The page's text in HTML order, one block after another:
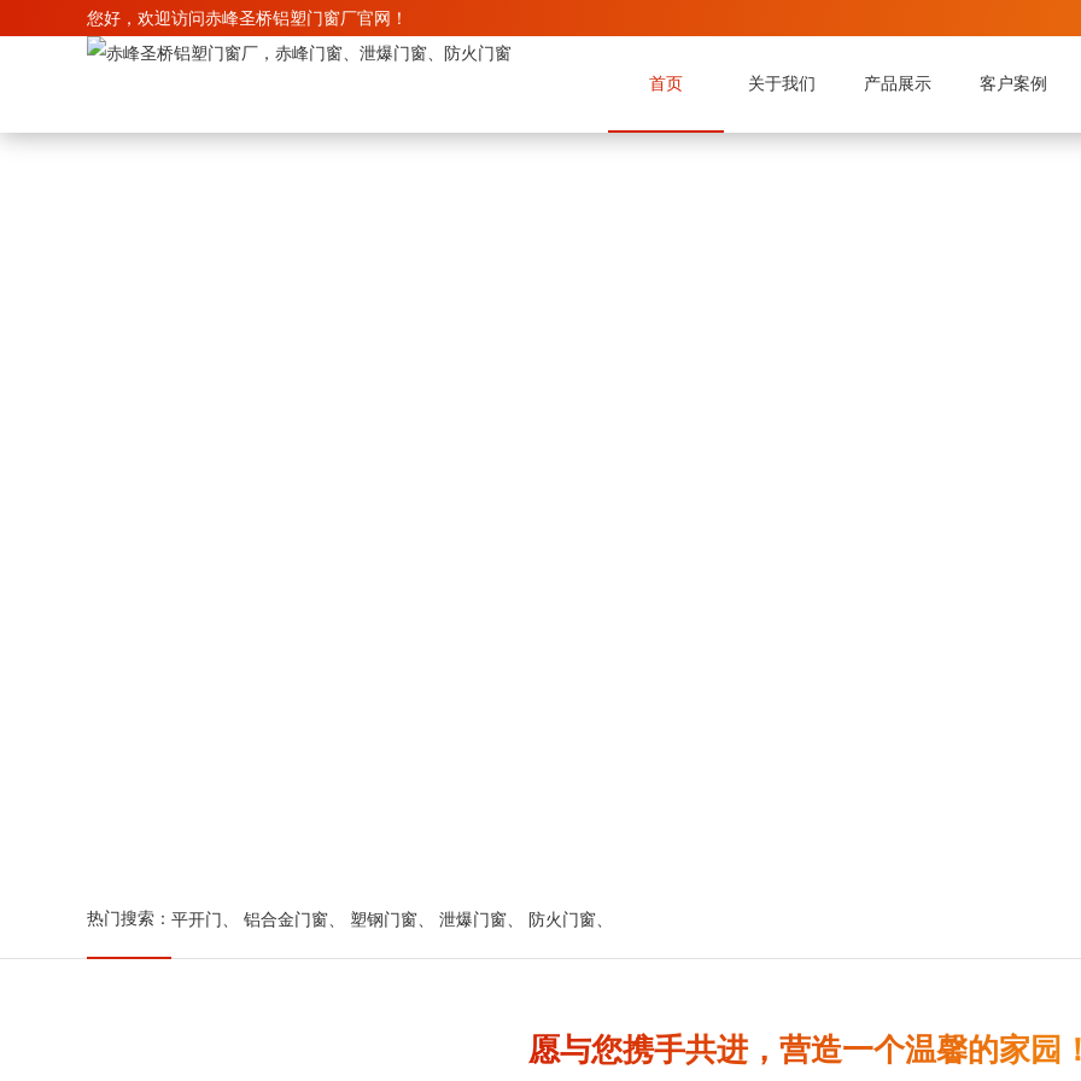
您好，欢迎访问赤峰圣桥铝塑门窗厂官网！
首页 关于我们 产品展示 客户案例
热门搜索： 平开门 铝合金门窗 塑钢门窗 泄爆门窗 防火门窗
愿与您携手共进，营造一个温馨的家园